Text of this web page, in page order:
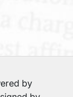
by